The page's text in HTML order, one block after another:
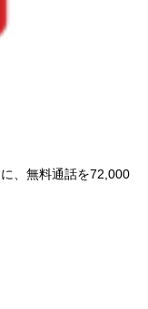
、無料通話を72,000